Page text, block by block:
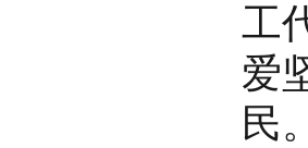
工
爱
民。